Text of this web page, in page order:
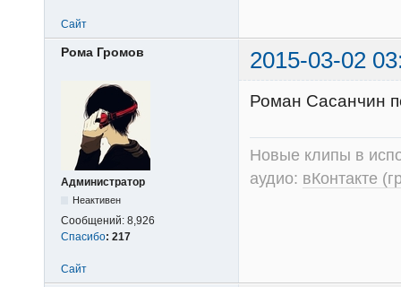
Сайт
Рома Громов 2015-03-02
Администратор
Неактивен
Сообщений: 8,926
Спасибо: 217
Роман Сасанчин
Новые клипы в
аудио: вКонтакте
Сайт